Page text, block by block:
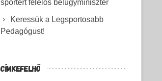
sportért felelős belügyminiszter
Keressük a Legsportosabb
Pedagógust!
CÍMKEFELHŐ